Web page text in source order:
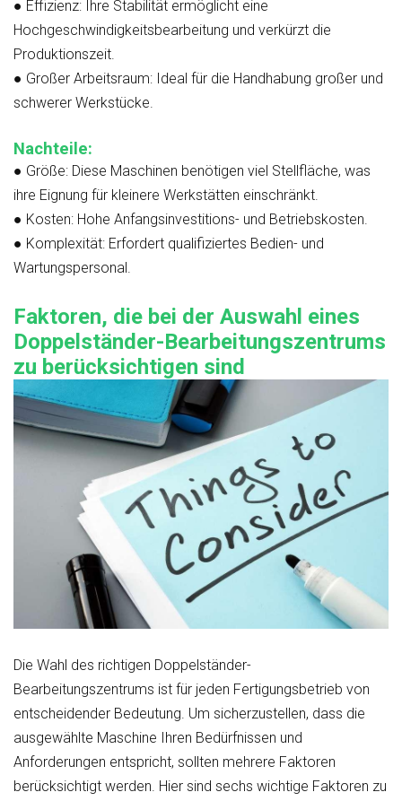
● Effizienz: Ihre Stabilität ermöglicht eine
Hochgeschwindigkeitsbearbeitung und verkürzt die
Produktionszeit.
● Großer Arbeitsraum: Ideal für die Handhabung großer und
schwerer Werkstücke.
Nachteile:
● Größe: Diese Maschinen benötigen viel Stellfläche, was
ihre Eignung für kleinere Werkstätten einschränkt.
● Kosten: Hohe Anfangsinvestitions- und Betriebskosten.
● Komplexität: Erfordert qualifiziertes Bedien- und
Wartungspersonal.
Faktoren, die bei der Auswahl eines
Doppelständer-Bearbeitungszentrums
zu berücksichtigen sind
Die Wahl des richtigen Doppelständer-
Bearbeitungszentrums ist für jeden Fertigungsbetrieb von
entscheidender Bedeutung. Um sicherzustellen, dass die
ausgewählte Maschine Ihren Bedürfnissen und
Anforderungen entspricht, sollten mehrere Faktoren
berücksichtigt werden. Hier sind sechs wichtige Faktoren zu